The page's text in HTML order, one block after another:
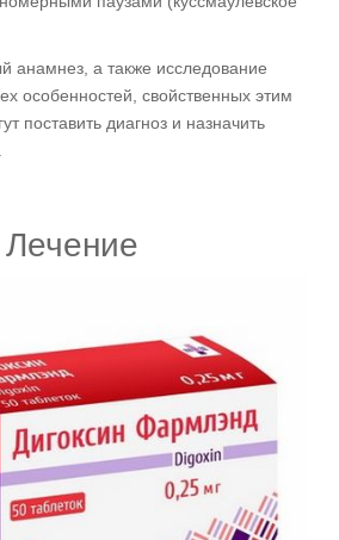
анамнез, а также исследование
особенностей, свойственных этим
поставить диагноз и назначить
Лечение